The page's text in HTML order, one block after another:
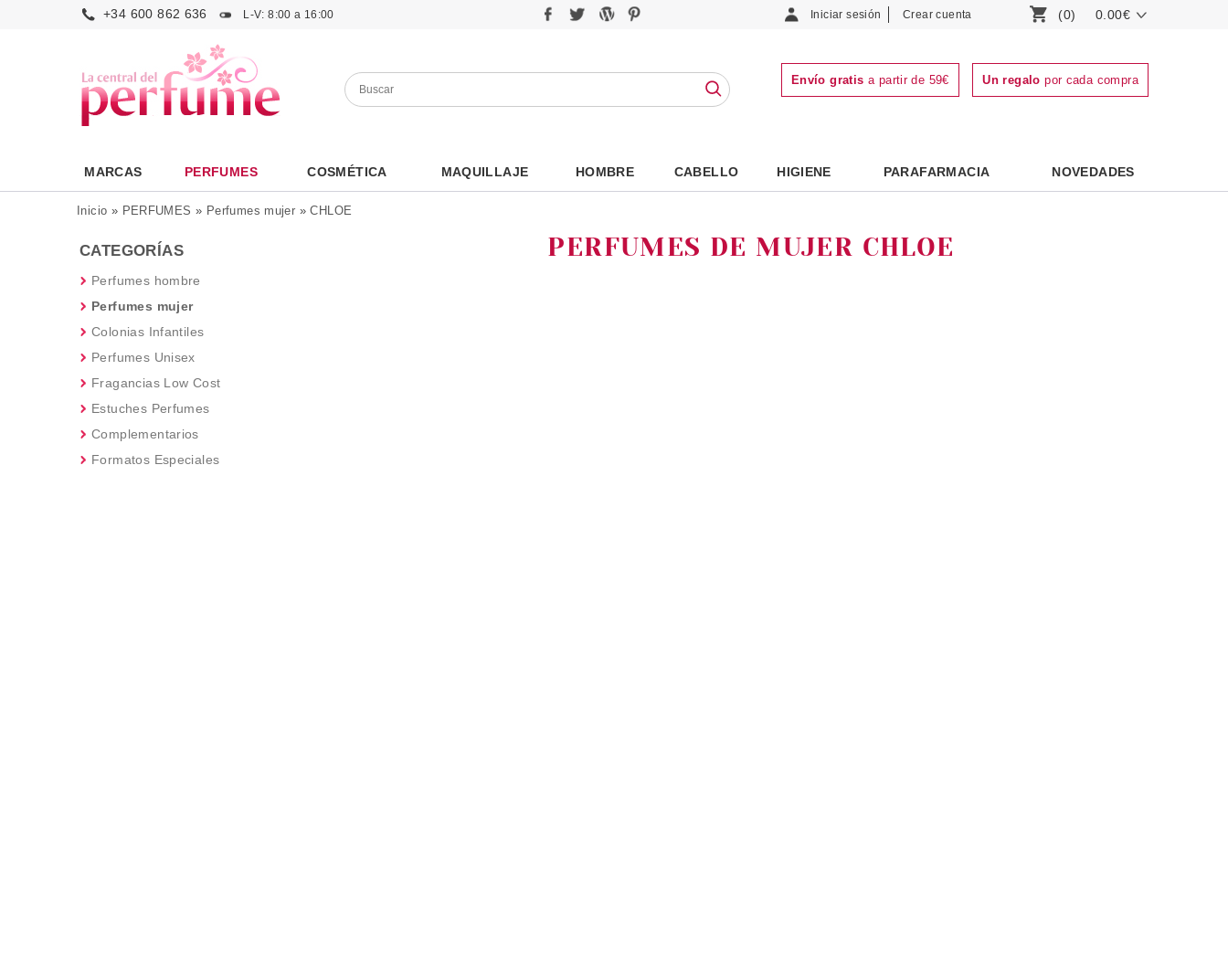
+34 600 862 636 L-V: 8:00 a 16:00 Iniciar sesión Crear cuenta (0) 0.00€
Envío gratis a partir de 59€ Un regalo por cada compra
MARCAS PERFUMES COSMÉTICA MAQUILLAJE HOMBRE CABELLO HIGIENE PARAFARMACIA NOVEDADES
Inicio » PERFUMES » Perfumes mujer »CHLOE
CATEGORÍAS
Perfumes hombre
Perfumes mujer
Colonias Infantiles
Perfumes Unisex
Fragancias Low Cost
Estuches Perfumes
Complementarios
Formatos Especiales
PERFUMES DE MUJER CHLOE